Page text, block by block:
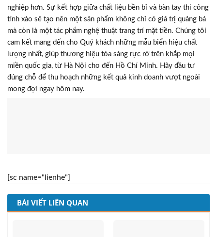
nghiệp hơn. Sự kết hợp giữa chất liệu bền bỉ và bàn tay thi công
tinh xảo sẽ tạo nên một sản phẩm không chỉ có giá trị quảng bá
mà còn là một tác phẩm nghệ thuật trang trí mặt tiền. Chúng tôi
cam kết mang đến cho Quý khách những mẫu biển hiệu chất
lượng nhất, giúp thương hiệu tỏa sáng rực rỡ trên khắp mọi
miền quốc gia, từ Hà Nội cho đến Hồ Chí Minh. Hãy đầu tư
đúng chỗ để thu hoạch những kết quả kinh doanh vượt ngoài
mong đợi ngay hôm nay.
[sc name="lienhe"]
BÀI VIẾT LIÊN QUAN